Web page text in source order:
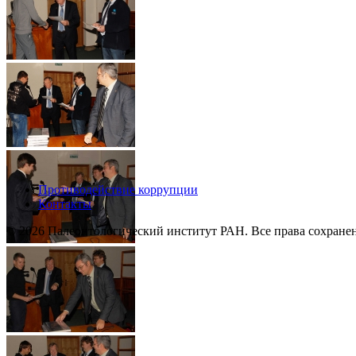
Противодействие коррупции
Контакты
© 2026 Палеонтологический институт РАН. Все права